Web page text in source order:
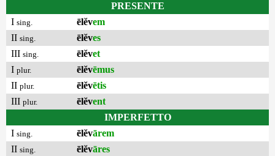
PRESENTE
I sing. ēlĕvem
II sing. ēlĕves
III sing. ēlĕvet
I plur. ēlĕvēmus
II plur. ēlĕvētis
III plur. ēlĕvent
IMPERFETTO
I sing. ēlĕvārem
II sing. ēlĕvāres